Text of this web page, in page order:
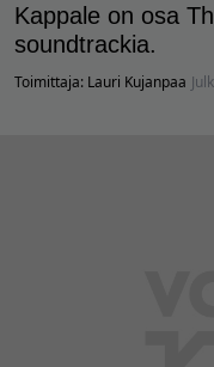
Kappale on osa
soundtrackia.
Toimittaja: Lauri Kujanpaa